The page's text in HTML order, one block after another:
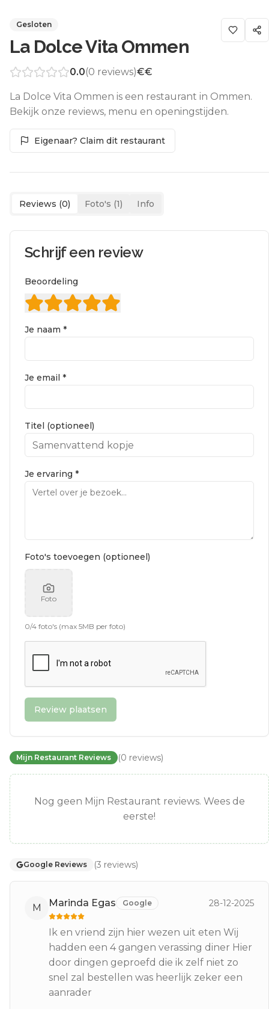
Gesloten
La Dolce Vita Ommen
0.0(0 reviews)€€
La Dolce Vita Ommen is een restaurant in Ommen.
Bekijk onze reviews, menu en openingstijden.
Eigenaar? Claim dit restaurant
Reviews (0) Foto's (1) Info
Schrijf een review
Beoordeling
Je naam *
Je email *
Titel (optioneel)
Je ervaring *
Foto's toevoegen (optioneel)
Foto
0/4 foto's (max 5MB per foto)
Review plaatsen
Mijn Restaurant Reviews (0 reviews)
Nog geen Mijn Restaurant reviews. Wees de
eerste!
Google Reviews (3 reviews)
M Marinda Egas Google 28-12-2025
Ik en vriend zijn hier wezen uit eten Wij
hadden een 4 gangen verassing diner Hier
door dingen geproefd die ik zelf niet zo
snel zal bestellen was heerlijk zeker een
aanrader